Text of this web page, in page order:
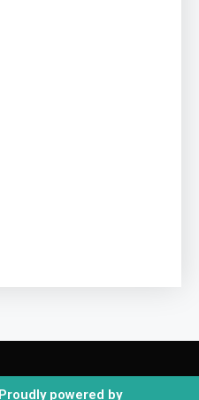
Proudly powered by